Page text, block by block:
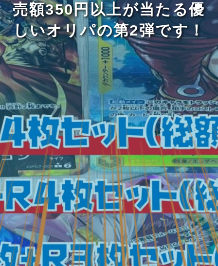
売額350円以上が当たる優
しいオリパの第2弾です！